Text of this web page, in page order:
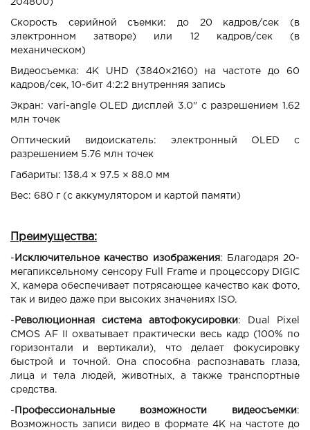
204800)
Скорость серийной съемки: до 20 кадров/сек (в
электронном затворе) или 12 кадров/сек (в
механическом)
Видеосъемка: 4K UHD (3840×2160) на частоте до 60
кадров/сек, 10-бит 4:2:2 внутренняя запись
Экран: vari-angle OLED дисплей 3.0" с разрешением 1.62
млн точек
Оптический видоискатель: электронный OLED с
разрешением 5.76 млн точек
Габариты: 138.4 × 97.5 × 88.0 мм
Вес: 680 г (с аккумулятором и картой памяти)
Преимущества:
- Исключительное качество изображения: Благодаря 20-
мегапиксельному сенсору Full Frame и процессору DIGIC
X, камера обеспечивает потрясающее качество как фото,
так и видео даже при высоких значениях ISO.
- Революционная система автофокусировки: Dual Pixel
CMOS AF II охватывает практически весь кадр (100% по
горизонтали и вертикали), что делает фокусировку
быстрой и точной. Она способна распознавать глаза,
лица и тела людей, животных, а также транспортные
средства.
- Профессиональные возможности видеосъемки:
Возможность записи видео в формате 4K на частоте до